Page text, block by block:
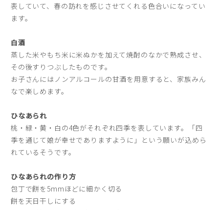
表していて、春の訪れを感じさせてくれる色合いになってい
ます。
白酒
蒸した米やもち米に米ぬかを加えて焼酎のなかで熟成させ、
その後すりつぶしたものです。
お子さんにはノンアルコールの甘酒を用意すると、家族みん
なで楽しめます。
ひなあられ
桃・緑・黄・白の4色がそれぞれ四季を表しています。「四
季を通じて娘が幸せでありますように」という願いが込めら
れているそうです。
ひなあられの作り方
包丁で餅を5mmほどに細かく切る
餅を天日干しにする